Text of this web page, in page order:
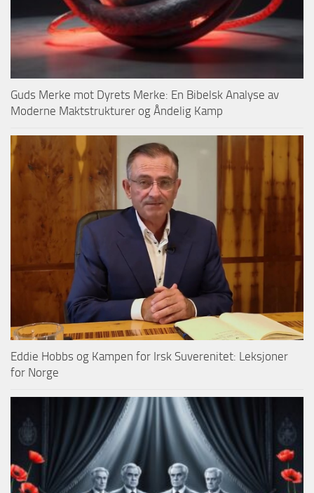
Guds Merke mot Dyrets Merke: En Bibelsk Analyse av
Moderne Maktstrukturer og Åndelig Kamp
Eddie Hobbs og Kampen for Irsk Suverenitet: Leksjoner
for Norge